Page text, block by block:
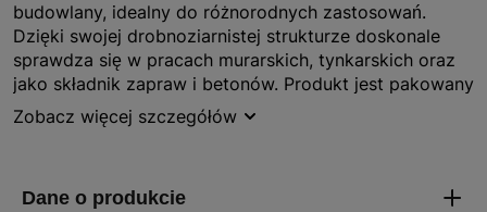
budowlany, idealny do różnorodnych zastosowań.
Dzięki swojej drobnoziarnistej strukturze doskonale
sprawdza się w pracach murarskich, tynkarskich oraz
jako składnik zapraw i betonów. Produkt jest pakowany
w wygodne opakowanie o pojemności 0.5 m3, co
ułatwia jego transport i przechowywanie. Piach ten
budowlanych.
Zobacz więcej szczegółów